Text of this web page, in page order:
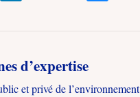
d’expertise
et privé de l’environnement